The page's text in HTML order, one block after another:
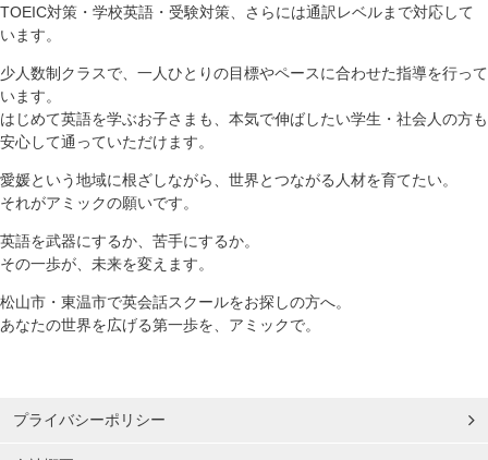
TOEIC対策・学校英語・受験対策、さらには通訳レベルまで対応して
います。
少人数制クラスで、一人ひとりの目標やペースに合わせた指導を行って
います。
はじめて英語を学ぶお子さまも、本気で伸ばしたい学生・社会人の方も
安心して通っていただけます。
愛媛という地域に根ざしながら、世界とつながる人材を育てたい。
それがアミックの願いです。
英語を武器にするか、苦手にするか。
その一歩が、未来を変えます。
松山市・東温市で英会話スクールをお探しの方へ。
あなたの世界を広げる第一歩を、アミックで。
プライバシーポリシー